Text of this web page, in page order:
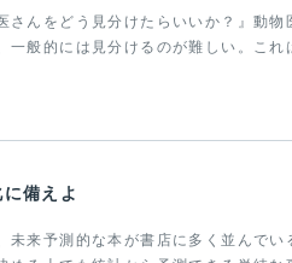
さんをどう見分けたらいいか？』動
一般的には見分けるのが難しい。
備えよ
未来予測的な本が書店に多く並んで